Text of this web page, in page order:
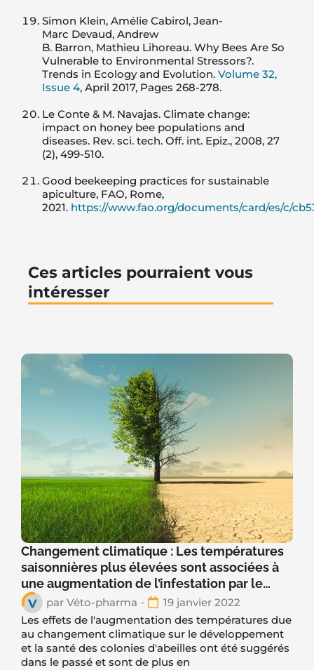
Simon Klein, Amélie Cabirol, Jean-
Marc Devaud, Andrew
B. Barron, Mathieu Lihoreau. Why Bees Are So
Vulnerable to Environmental Stressors?.
Trends in Ecology and Evolution. Volume 32,
Issue 4, April 2017, Pages 268-278.
Le Conte & M. Navajas. Climate change:
impact on honey bee populations and
diseases. Rev. sci. tech. Off. int. Epiz., 2008, 27
(2), 499-510.
Good beekeeping practices for sustainable
apiculture, FAO, Rome,
2021. https://www.fao.org/documents/card/es/c/
Ces articles pourraient vous
intéresser
Changement climatique : Les températures
saisonnières plus élevées sont associées à
une augmentation de l’infestation par le
varroa.
par Véto-pharma
19 janvier 2022
Les effets de l'augmentation des températures due
au changement climatique sur le développement
et la santé des colonies d'abeilles ont été suggérés
dans le passé et sont de plus en